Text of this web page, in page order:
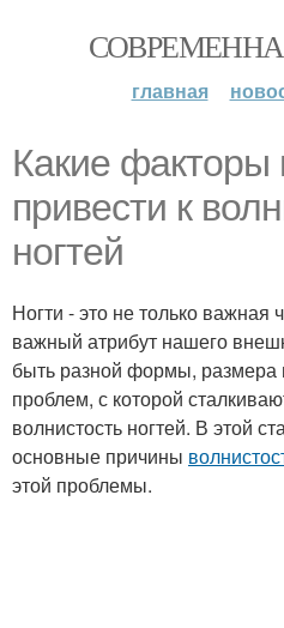
главная
Какие факторы
привести к
ногтей
Ногти - это не только важная
важный атрибут нашего
быть разной формы, размера
проблем, с которой
волнистость ногтей. В этой
основные причины
этой проблемы.